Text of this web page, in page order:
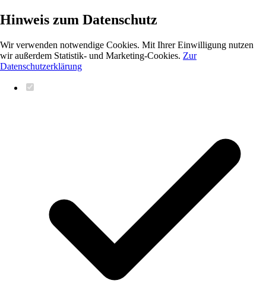
Hinweis zum Datenschutz
Wir verwenden notwendige Cookies. Mit Ihrer Einwilligung nutzen
wir außerdem Statistik- und Marketing-Cookies. Zur
Datenschutzerklärung